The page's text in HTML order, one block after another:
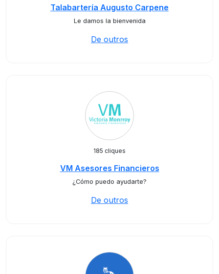
Talabartería Augusto Carpene
Le damos la bienvenida
De outros
185 cliques
VM Asesores Financieros
¿Cómo puedo ayudarte?
De outros